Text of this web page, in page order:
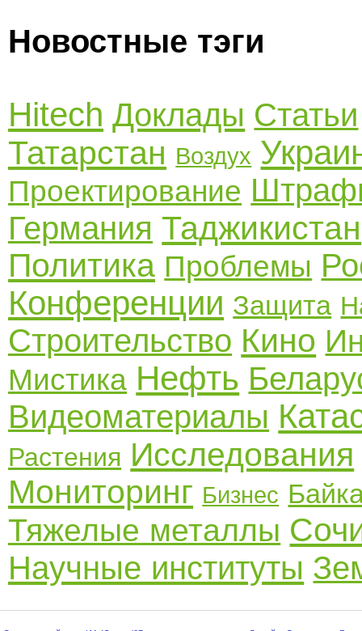
Новостные тэги
Hitech Доклады Статьи
Татарстан Воздух
Проектирование
Германия Таджикистан
Политика Проблемы
Конференции Защита
Строительство Кино
Мистика Нефть
Видеоматериалы
Растения Исследования
Мониторинг Бизнес
Тяжелые металлы
Научные институты